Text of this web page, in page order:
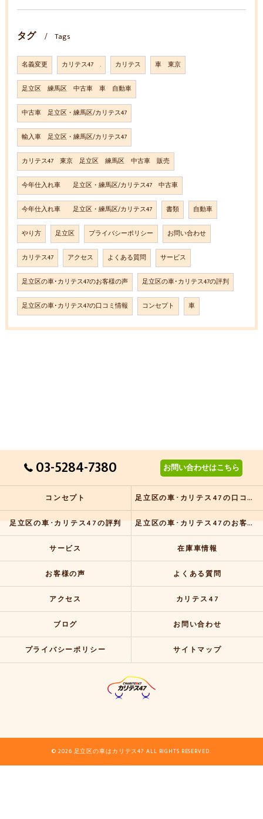
タグ Tags
名義変更 カリテス47 . カリテス 車 東京
足立区 練馬区 中古車 車 自動車
中古車 足立区・練馬区/カリテス47
輸入車 足立区・練馬区/カリテス47
カリテス47 東京 足立区 練馬区 中古車 販売
今年仕入れ車 足立区・練馬区/カリテス47 中古車
今年仕入れ車 足立区・練馬区/カリテス47 書類 自動車
やり方 足立区 プライバシーポリシー お問い合わせ
カリテス47 アクセス よくある質問 サービス
足立区の車･カリテス47のお客様の声 足立区の車･カリテス47の評判
足立区の車･カリテス47の口コミ情報 コンセプト 車
03-5284-7380 お問い合わせはこちら
コンセプト 足立区の車･カリテス47の口コミ情報
足立区の車･カリテス47の評判 足立区の車･カリテス47のお客様の声
サービス 在庫車情報
お客様の声 よくある質問
アクセス カリテス47
ブログ お問い合わせ
プライバシーポリシー サイトマップ
© 2026 足立区の車はカリテス47 ALL RIGHTS RESERVED.